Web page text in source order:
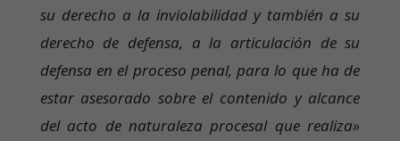
su derecho a la inviolabilidad y también a su
derecho de defensa, a la articulación de su
defensa en el proceso penal, para lo que ha de
estar asesorado sobre el contenido y alcance
del acto de naturaleza procesal que realiza»